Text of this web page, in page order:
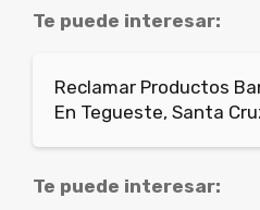
Te puede interesar:
Reclamar Productos
En Tegueste, Santa
Te puede interesar: